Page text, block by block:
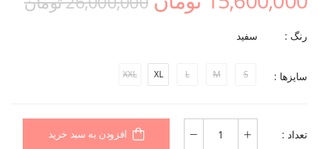
رنگ : سفید
سایزها : S
M
L
XL
XXL
تعداد : افزودن به سبد خرید